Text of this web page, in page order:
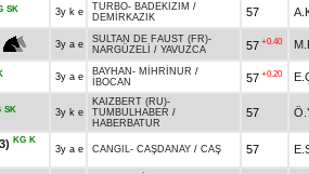
SK 3y k e TURBO- BADEKIZIM /
DEMİRKAZIK
57
3y a e SULTAN DE FAUST (FR)-
NARGÜZELİ / YAVUZCA 57 +0.40
3y a e BAYHAN - MİHRİNUR /
İBOCAN
57 +0.20
SK 3y k e
KAIZBERT (RU)-
TUMBULHABER /
HABERBATUR
57
KG K
3y a e CANGIL- CAŞDANAY / CAŞ 57